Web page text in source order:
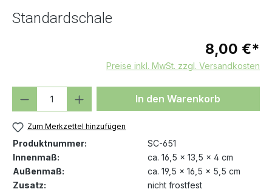
Standardschale
8,00 €*
Preise inkl. MwSt. zzgl. Versandkosten
Produkt Anzahl: Gib denIn den Warenkorb
Zum Merkzettel hinzufügen
Produktnummer:
SC-651
Innenmaß:
ca. 16,5 x 13,5 x 4 cm
Außenmaß:
ca. 19,5 x 16,5 x 5,5 cm
Zusatz:
nicht frostfest